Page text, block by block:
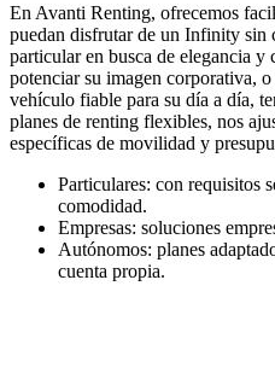
En Avanti Renting, ofrecemos
puedan disfrutar de un Infinity sin
particular en busca de elegancia y
potenciar su imagen corporativa,
vehículo fiable para su día a día,
planes de renting flexibles, nos
específicas de movilidad y
Particulares: con requisitos
comodidad.
Empresas: soluciones
Autónomos: planes
cuenta propia.